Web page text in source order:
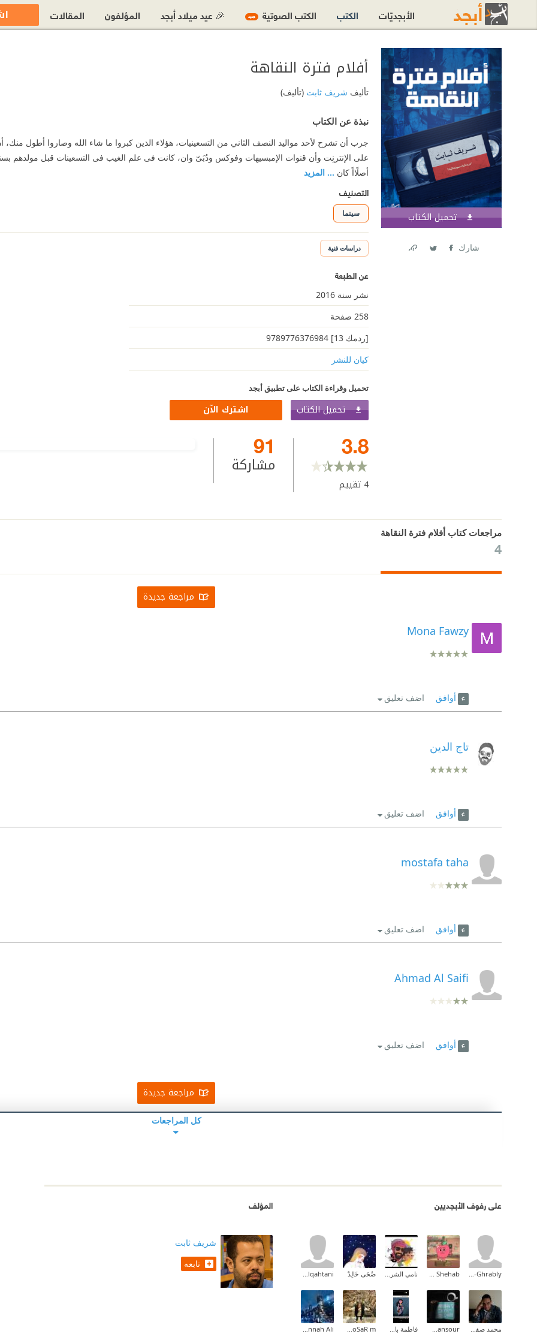
تحميل الكتاب اشترك الآن
شارك
‫أفلام فترة النقاهة‬
تأليف شريف ثابت(تأليف)
نبذة عن الكتاب
جرب أن تشرح لأحد مواليد النصف الثاني من التسعينيات، هؤلاء الذين كبروا ما شاء الله وصاروا أطول
على الإنترنِت وأن قنوات الإمبسيهات وفوكس ودُبَىّ وان، كانت فى علم الغيب فى التسعينات قبل مولدهم
أصلًااً كان ... المزيد
التصنيف
سينما
دراسات فنية
عن الطبعة
نشر سنة 2016
258 صفحة
[ردمك 13] 9789776376984
كيان للنشر
تحميل وقراءة الكتاب على تطبيق أبجد
تحميل الكتاب اشترك الآن
3.8
4 تقييم
91
مشاركة
مراجعات كتاب ‫أفلام فترة النقاهة‬
4
مراجعة جديدة
Mona Fawzy
أوافق اضف تعليق
تاج الدين
أوافق اضف تعليق
mostafa taha
أوافق اضف تعليق
Ahmad Al Saifi
أوافق اضف تعليق
مراجعة جديدة
كل المراجعات
على رفوف الأبجديين
Sami Ali El-Ghrably
Tarek Shehab نامي الشريف ✨ ضُحَى خَالِدْ wedad alqahtani
محمد صفوت Iman Mansour فاطمة باشافعي BiN_DoSaR m
Mennah Ali
المؤلف
شريف ثابت
تابعه
الأبجديّات الكتب الكتب الصوتية جديد 🎉 عيد ميلاد أبجد المؤلفون المقالات